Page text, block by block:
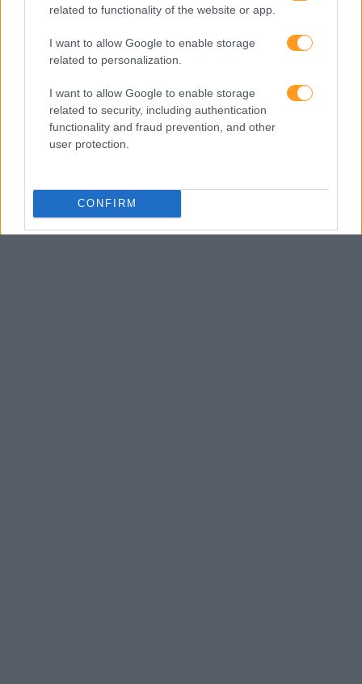
related to functionality of the website or app.
I want to allow Google to enable storage
related to personalization.
I want to allow Google to enable storage
related to security, including authentication
functionality and fraud prevention, and other
user protection.
CONFIRM